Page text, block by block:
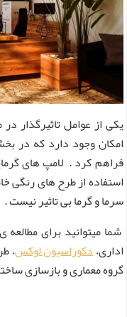
یکی از عوامل تاثیرگذار
امکان وجود دارد که در
فراهم کرد . لامپ های
استفاده از طرح های رنگی
سرما و گرما بی تاثیر نیست .
شما میتوانید برای
اداری،دکوراسیون لوکس،
گروه معماری و بازسازی